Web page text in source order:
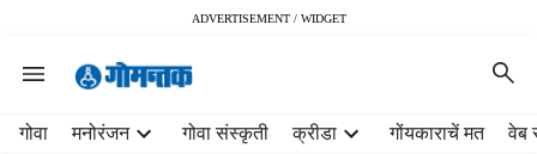
ADVERTISEMENT / WIDGET
गोवा मनोरंजन गोवा संस्कृती क्रीडा गोंयकाराचें मत वेब